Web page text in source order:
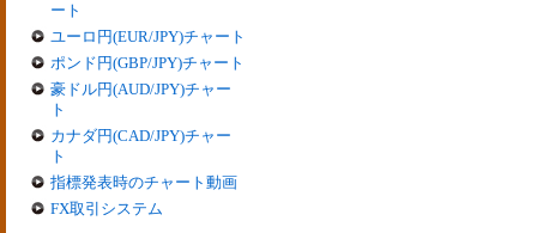
ート
ユーロ円(EUR/JPY)チャート
ポンド円(GBP/JPY)チャート
豪ドル円(AUD/JPY)チャー
ト
カナダ円(CAD/JPY)チャー
ト
指標発表時のチャート動画
FX取引システム